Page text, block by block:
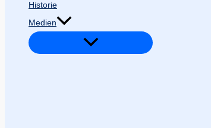
Historie
Medien